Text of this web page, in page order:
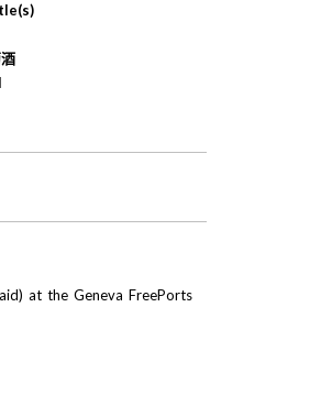
at the Geneva FreePorts